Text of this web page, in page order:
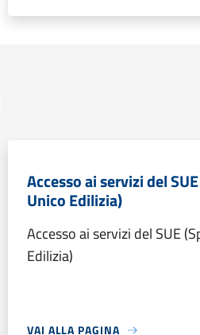
Accesso ai servizi del
Unico Edilizia)
Accesso ai servizi del SUE
Edilizia)
VAI ALLA PAGINA